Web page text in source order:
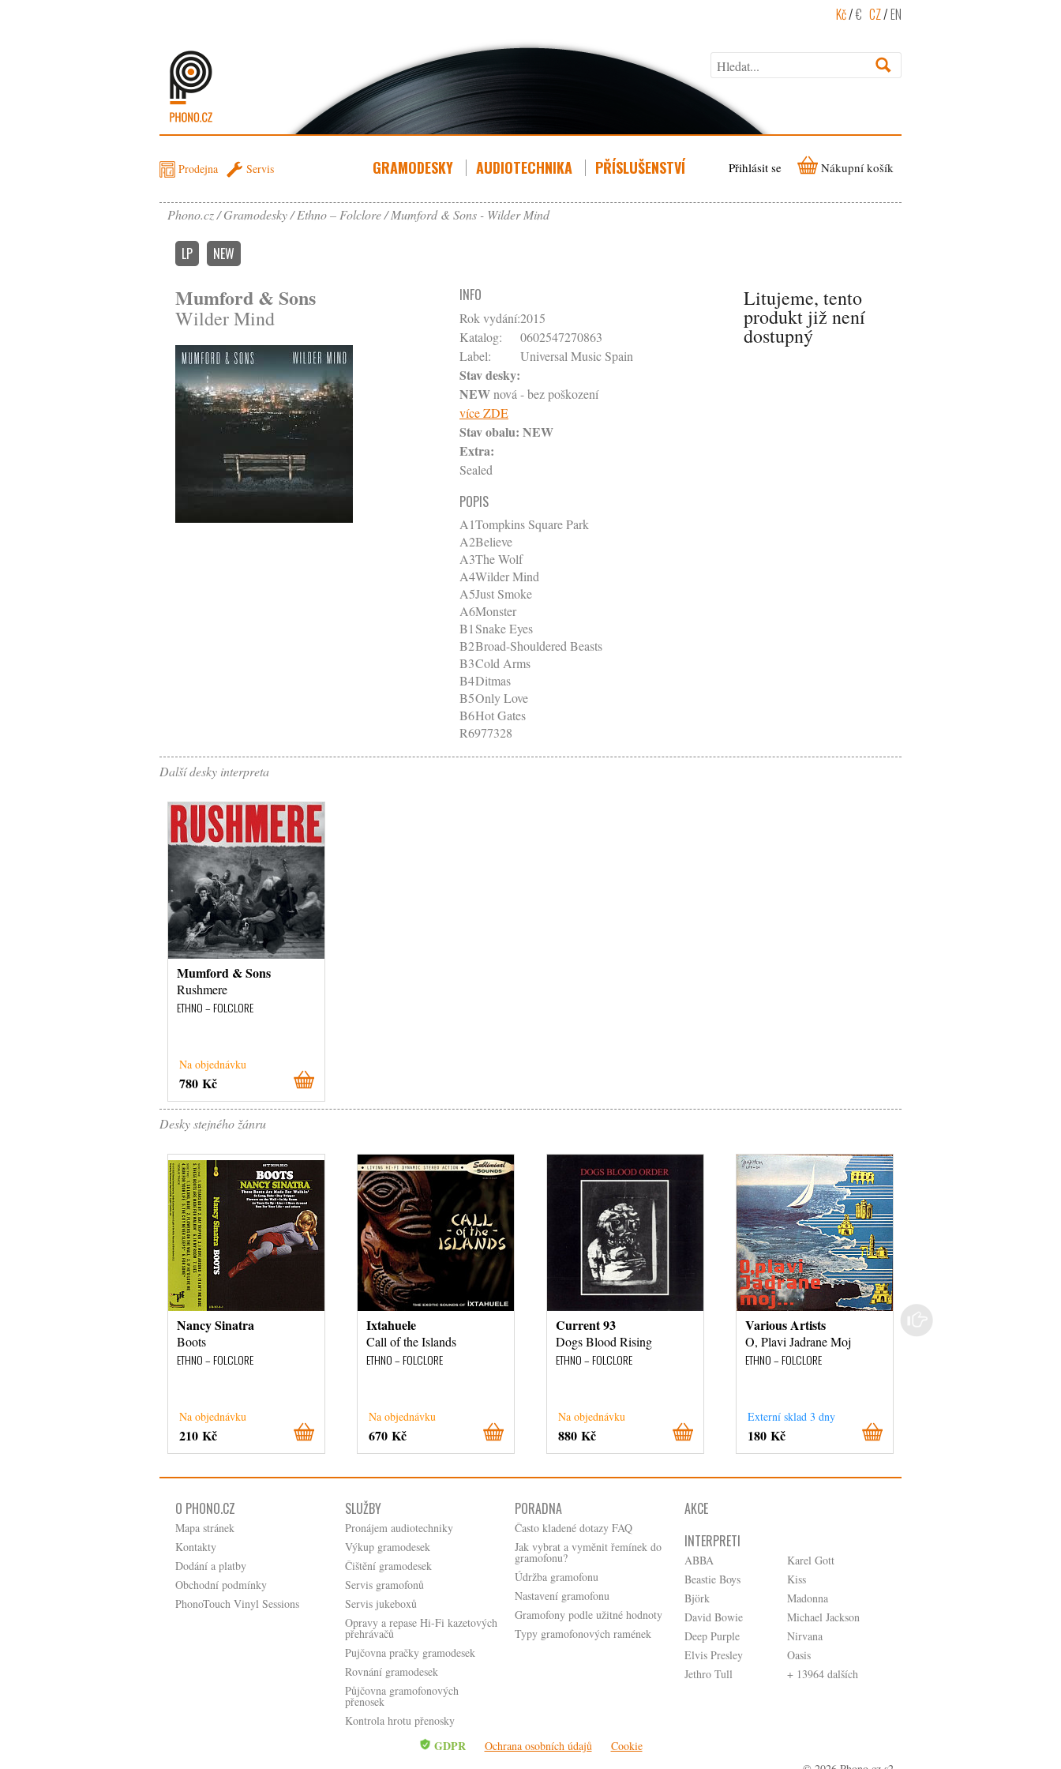
Kč/€ CZ/EN
Prodejna Servis GRAMODESKY AUDIOTECHNIKA PŘÍSLUŠENSTVÍ Přihlásit se Nákupní košík
Phono.cz Gramodesky Ethno – Folclore Mumford & Sons - Wilder Mind
LP NEW
Mumford & Sons
Wilder Mind
Litujeme, tento
produkt již není
dostupný
INFO
Rok vydání:2015
Katalog:
0602547270863
Label:
Universal Music Spain
Stav desky:
NEWnová - bez poškození
více ZDE
Stav obalu: NEW
Extra:
Sealed
POPIS
A1Tompkins Square Park
A2Believe
A3The Wolf
A4Wilder Mind
A5Just Smoke
A6Monster
B1Snake Eyes
B2Broad-Shouldered Beasts
B3Cold Arms
B4Ditmas
B5Only Love
B6Hot Gates
R6977328
Další desky interpreta
Mumford & Sons
Rushmere
ETHNO – FOLCLORE
Na objednávku
780 Kč
Desky stejného žánru
Nancy Sinatra
Boots
ETHNO – FOLCLORE
Na objednávku
210 Kč
Ixtahuele
Call of the Islands
ETHNO – FOLCLORE
Na objednávku
670 Kč
Current 93
Dogs Blood Rising
ETHNO – FOLCLORE
Na objednávku
880 Kč
Various Artists
O, Plavi Jadrane Moj
ETHNO – FOLCLORE
Externí sklad 3 dny
180 Kč
O PHONO.CZ
Mapa stránek
Kontakty
Dodání a platby
Obchodní podmínky
PhonoTouch Vinyl Sessions
SLUŽBY
Pronájem audiotechniky
Výkup gramodesek
Čištění gramodesek
Servis gramofonů
Servis jukeboxů
Opravy a repase Hi-Fi kazetových
přehrávačů
Pujčovna pračky gramodesek
Rovnání gramodesek
Půjčovna gramofonových
přenosek
Kontrola hrotu přenosky
PORADNA
Často kladené dotazy FAQ
Jak vybrat a vyměnit řemínek do
gramofonu?
Údržba gramofonu
Nastavení gramofonu
Gramofony podle užitné hodnoty
Typy gramofonových ramének
AKCE
INTERPRETI
ABBA
Beastie Boys
Björk
David Bowie
Deep Purple
Elvis Presley
Jethro Tull
Karel Gott
Kiss
Madonna
Michael Jackson
Nirvana
Oasis
+ 13964 dalších
GDPR Ochrana osobních údajů
Cookie